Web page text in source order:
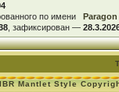
по имени
Paragon
, зафиксирован —
IBR Mantlet Style